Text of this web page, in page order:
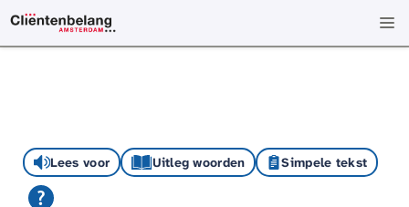
Lees voor Uitleg woorden Simpele tekst